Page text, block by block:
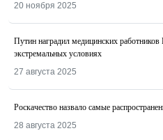
20 ноября 2025
Путин наградил медицинских работников
экстремальных условиях
27 августа 2025
Роскачество назвалo самые
28 августа 2025